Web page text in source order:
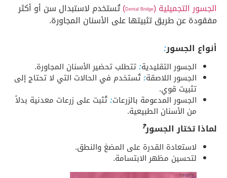
الجسور التجميلية (Dental Bridge
)تُستخدم لاستبدال سن أو أكثر
مفقودة عن طريق تثبيتها على الأسنان المجاورة.
أنواع الجسور:
الجسور التقليدية:تتطلب تحضير الأسنان المجاورة.
الجسور اللاصقة:تُستخدم في الحالات التي لا تحتاج إلى
تثبيت قوي.
الجسور المدعومة بالزرعات:تُثبت على زرعات معدنية بدلاً
من الأسنان الطبيعية.
لماذا تختار الجسور❓
لاستعادة القدرة على المضغ والنطق.
لتحسين مظهر الابتسامة.